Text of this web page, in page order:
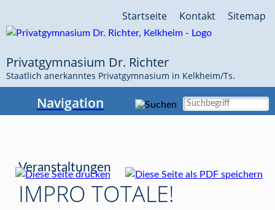
überspringen
Sitemap
Kontakt
Startseite
Privatgymnasium Dr. Richter
Staatlich anerkanntes Privatgymnasium in Kelkheim/Ts.
Navigation
Veranstaltungen
IMPRO TOTALE!